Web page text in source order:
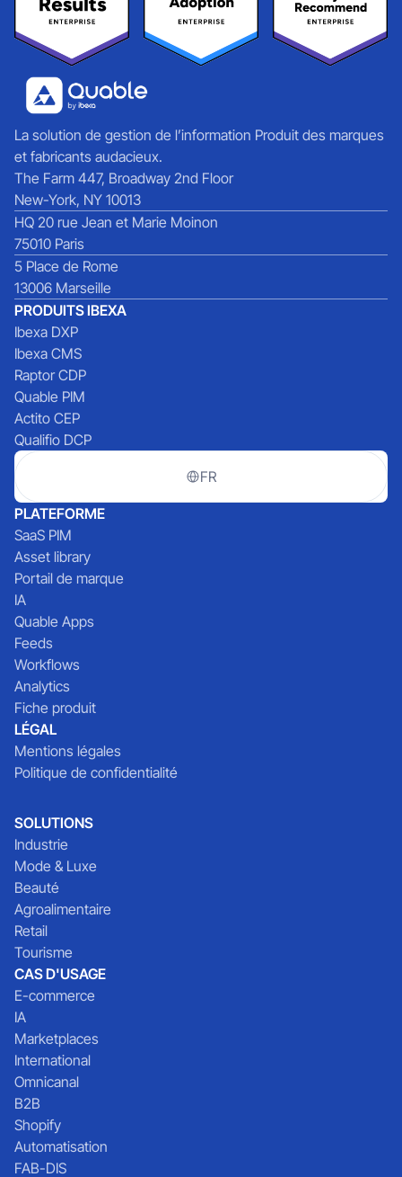
La solution de gestion de l’information Produit des marques
et fabricants audacieux.
The Farm 447, Broadway 2nd Floor
New-York, NY 10013
HQ 20 rue Jean et Marie Moinon
75010 Paris
5 Place de Rome
13006 Marseille
PRODUITS IBEXA
Ibexa DXP
Ibexa CMS
Raptor CDP
Quable PIM
Actito CEP
Qualifio DCP
FR
PLATEFORME
SaaS PIM
Asset library
Portail de marque
IA
Quable Apps
Feeds
Workflows
Analytics
Fiche produit
LÉGAL
Mentions légales
Politique de confidentialité
SOLUTIONS
Industrie
Mode & Luxe
Beauté
Agroalimentaire
Retail
Tourisme
CAS D'USAGE
E-commerce
IA
Marketplaces
International
Omnicanal
B2B
Shopify
Automatisation
FAB-DIS